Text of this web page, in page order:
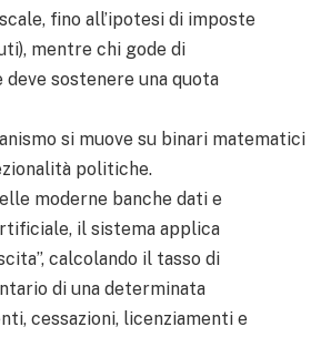
fino all’ipotesi di imposte
mentre chi gode di
sostenere una quota
si muove su binari matematici
politiche.
moderne banche dati e
il sistema applica
calcolando il tasso di
di una determinata
cessazioni, licenziamenti e